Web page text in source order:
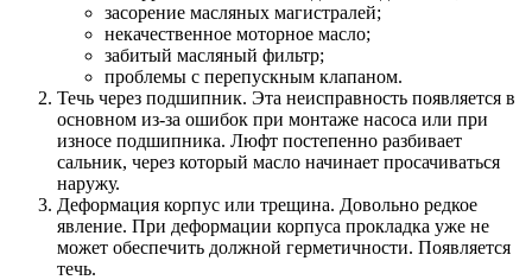
засорение масляных магистралей;
некачественное моторное масло;
забитый масляный фильтр;
проблемы с перепускным клапаном.
Течь через подшипник. Эта неисправность появляется в
основном из-за ошибок при монтаже насоса или при
износе подшипника. Люфт постепенно разбивает
сальник, через который масло начинает просачиваться
наружу.
Деформация корпус или трещина. Довольно редкое
явление. При деформации корпуса прокладка уже не
может обеспечить должной герметичности. Появляется
течь.